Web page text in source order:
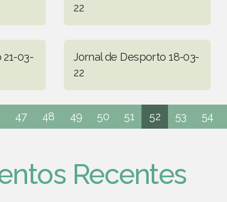
22
03-
Jornal de Desporto 18-03-
22
47 48 49 50 51 52 53 54
Recentes